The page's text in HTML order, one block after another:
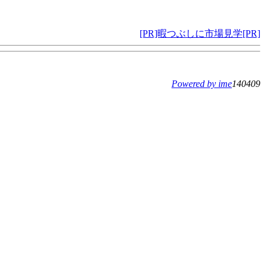
[PR]暇つぶしに市場見学[PR]
Powered by ime140409